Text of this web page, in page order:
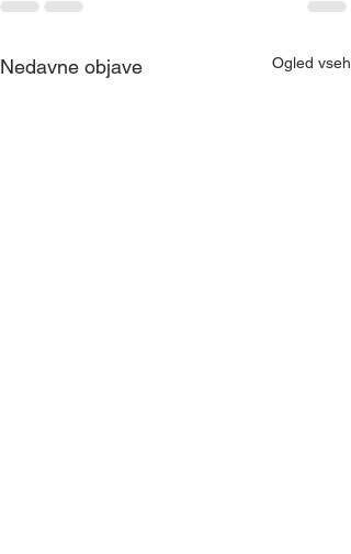
Nedavne objave Ogled vseh